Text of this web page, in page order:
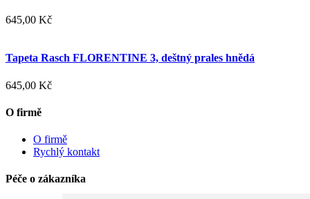
645,00 Kč
Tapeta Rasch FLORENTINE 3, deštný prales hnědá
645,00 Kč
O firmě
O firmě
Rychlý kontakt
Péče o zákazníka